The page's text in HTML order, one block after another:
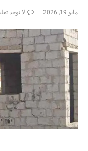
مايو 19, 2026 لا توجد